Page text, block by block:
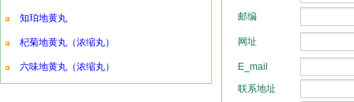
知珀地黄丸
杞菊地黄丸（浓缩丸）
六味地黄丸（浓缩丸）